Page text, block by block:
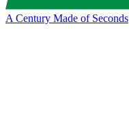
A Century Made of Seconds